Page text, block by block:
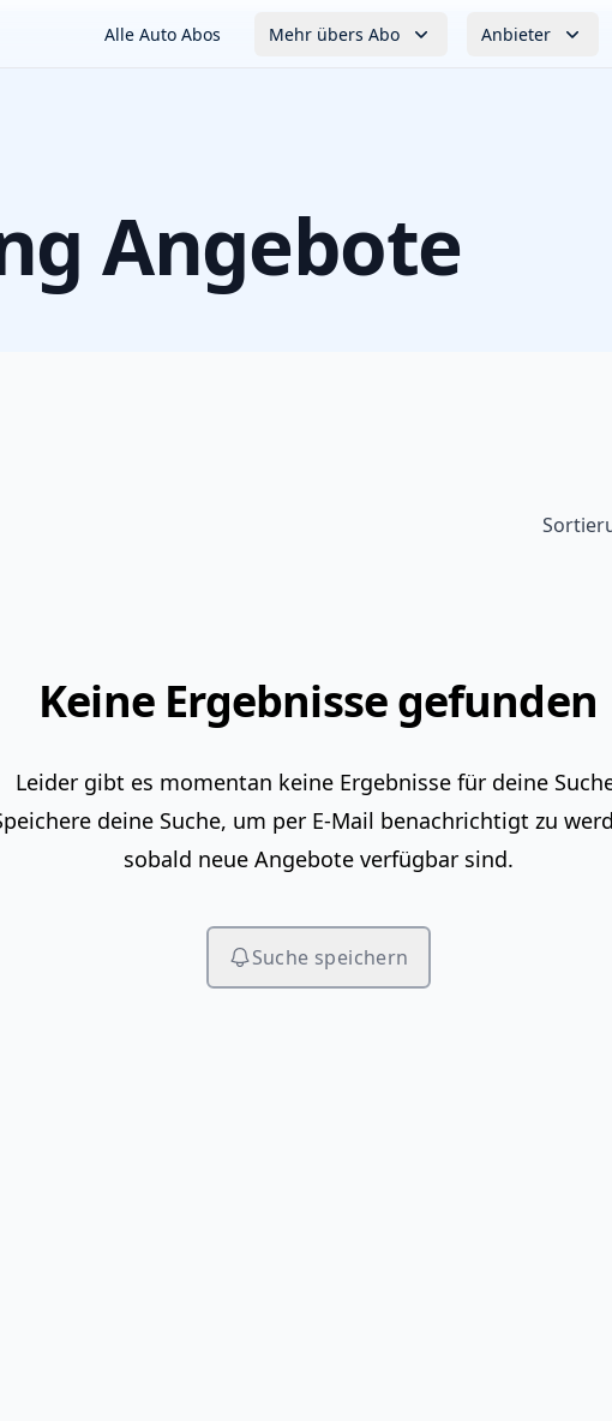
Alle Auto Abos Mehr übers Abo Anbieter
Angebote
Keine Ergebnisse gefunden
Leider gibt es momentan keine Ergebnisse für deine
deine Suche, um per E-Mail benachrichtigt zu
sobald neue Angebote verfügbar sind.
Suche speichern